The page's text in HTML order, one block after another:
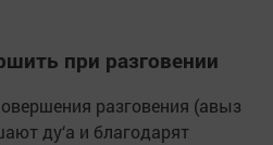
при разговении
разговения (авыз
ду‘а и благодарят